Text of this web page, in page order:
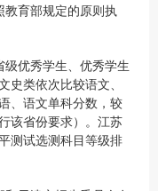
育部规定的原则执
优秀学生、优秀学生
类依次比较语文、
、语文单科分数，较
该省份要求）。江苏
测试选测科目等级排